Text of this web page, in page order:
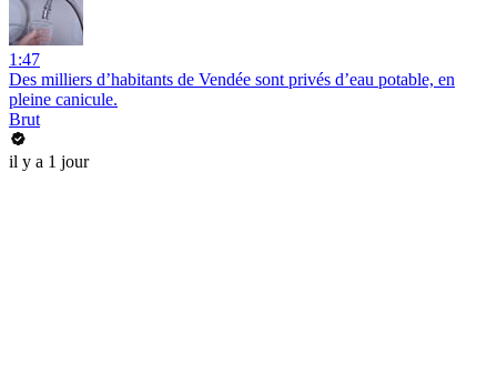
1:47
Des milliers d’habitants de Vendée sont privés d’eau potable, en
pleine canicule.
Brut
il y a 1 jour